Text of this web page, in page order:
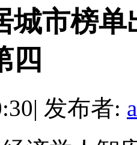
城市榜
四
| 发布者: